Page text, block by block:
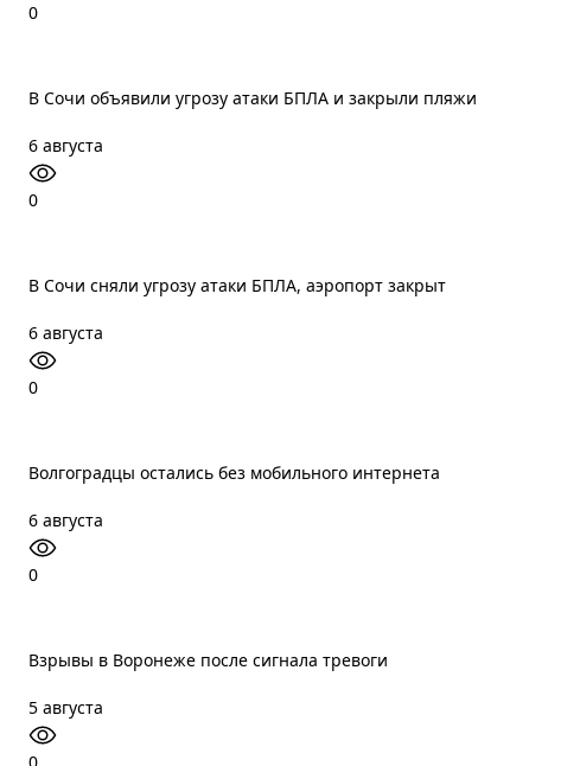
0
В Сочи объявили угрозу атаки БПЛА и закрыли пляжи
6 августа
0
В Сочи сняли угрозу атаки БПЛА, аэропорт закрыт
6 августа
0
Волгоградцы остались без мобильного интернета
6 августа
0
Взрывы в Воронеже после сигнала тревоги
5 августа